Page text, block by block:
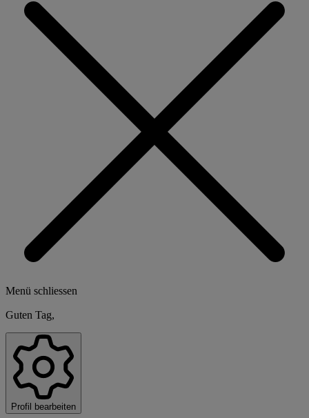
Menü schliessen
Guten Tag,
Profil bearbeiten